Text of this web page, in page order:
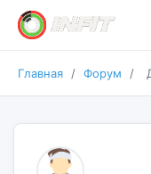
Главная / Форум /